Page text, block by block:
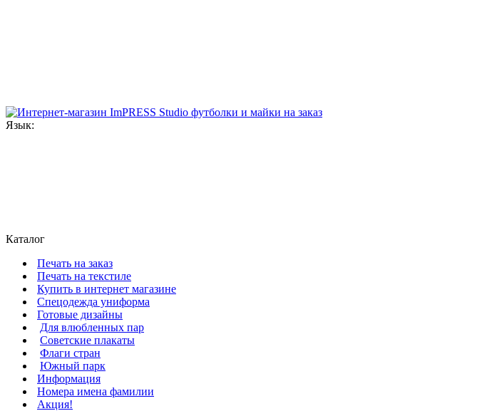
Язык:
Каталог
Печать на заказ
Печать на текстиле
Купить в интернет магазине
Cпецодежда униформа
Готовые дизайны
Для влюбленных пар
Советские плакаты
Флаги стран
Южный парк
Информация
Номера имена фамилии
Акция!